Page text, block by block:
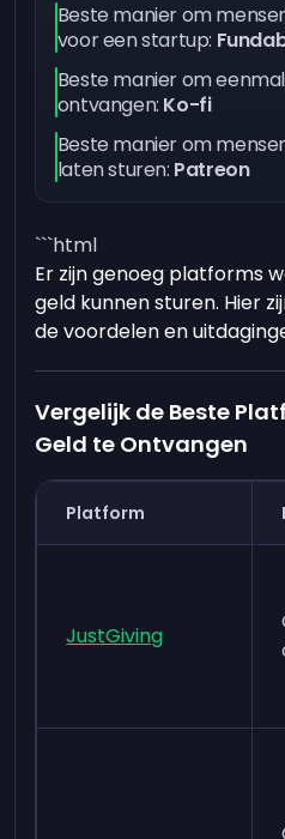
Beste manier om
voor een startup:
Beste manier om
ontvangen: Ko-fi
Beste manier om
laten sturen: Patreon
```html
Er zijn genoeg platforms
geld kunnen sturen. Hier
de voordelen en
Vergelijk de Beste
Geld te Ontvangen
Platform
JustGiving